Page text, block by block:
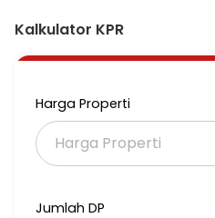
Kalkulator KPR
Harga Properti
Jumlah DP